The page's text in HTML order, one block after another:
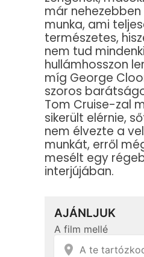
már
munka, ami
természetes,
nem tud
hullámhosszon
míg George
szoros
Tom Cruise-zal
sikerült elérnie,
nem élvezte a
munkát, erről
mesélt egy
interjújában.